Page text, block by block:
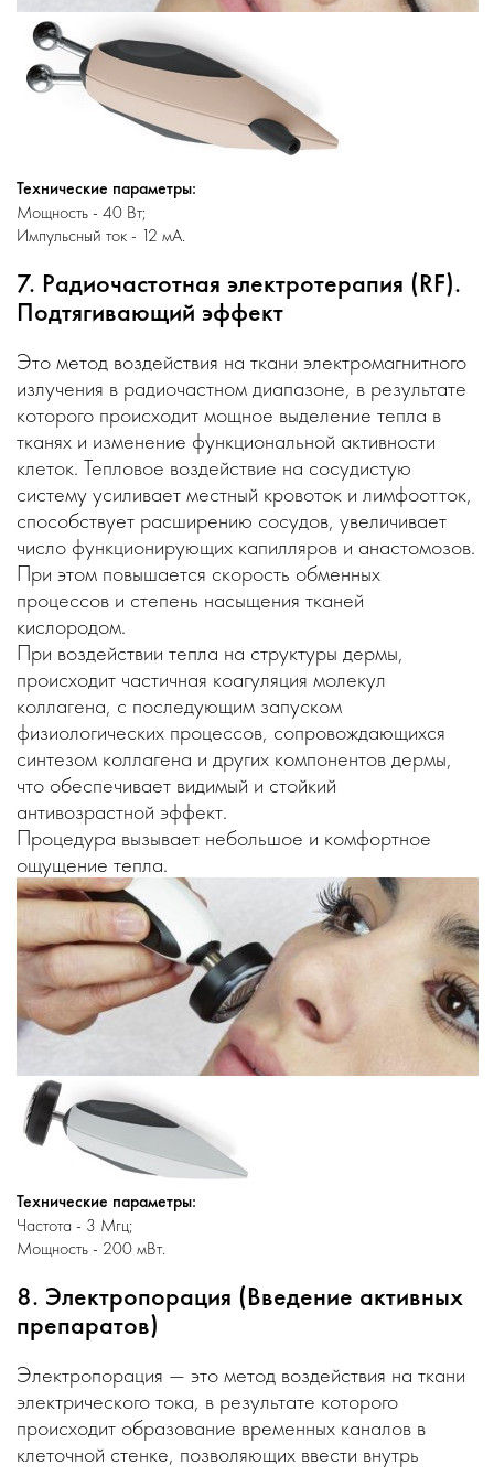
Технические параметры:
Мощность - 40 Вт;
Импульсный ток - 12 мА.
7. Радиочастотная электротерапия (RF).
Подтягивающий эффект
Это метод воздействия на ткани электромагнитного
излучения в радиочастном диапазоне, в результате
которого происходит мощное выделение тепла в
тканях и изменение функциональной активности
клеток. Тепловое воздействие на сосудистую
систему усиливает местный кровоток и лимфоотток,
способствует расширению сосудов, увеличивает
число функционирующих капилляров и анастомозов.
При этом повышается скорость обменных
процессов и степень насыщения тканей
кислородом.
При воздействии тепла на структуры дермы,
происходит частичная коагуляция молекул
коллагена, с последующим запуском
физиологических процессов, сопровождающихся
синтезом коллагена и других компонентов дермы,
что обеспечивает видимый и стойкий
антивозрастной эффект.
Процедура вызывает небольшое и комфортное
ощущение тепла.
Технические параметры:
Частота - 3 Мгц;
Мощность - 200 мВт.
8. Электропорация (Введение активных
препаратов)
Электропорация — это метод воздействия на ткани
электрического тока, в результате которого
происходит образование временных каналов в
клеточной стенке, позволяющих ввести внутрь